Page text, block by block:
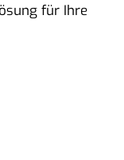
für Ihre